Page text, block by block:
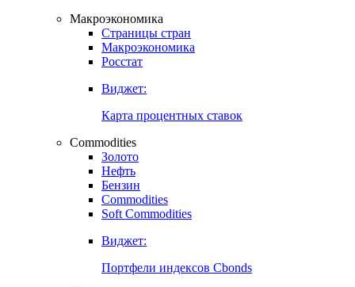
Создать индекс
Возможность создания своего индекса
Страницы стран
Росстат
Виджет:
Карта процентных ставок
Commodities
Золото
Бензин
Soft Commodities